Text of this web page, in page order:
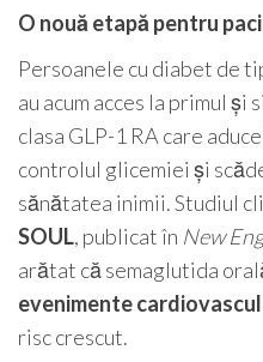
O nouă etapă pentru
Persoanele cu diabet de
au acum acces la primul
clasa GLP-1 RA care
controlul glicemiei și
sănătatea inimii. Studiul
SOUL, publicat în New
arătat că semaglutida
evenimente
risc crescut.